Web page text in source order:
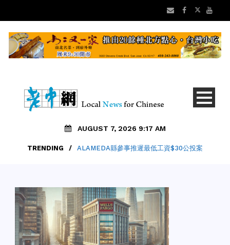
AUGUST 7, 2026 9:17 AM
TRENDING / ALAMEDA縣參事推遲最低工資$30公投案